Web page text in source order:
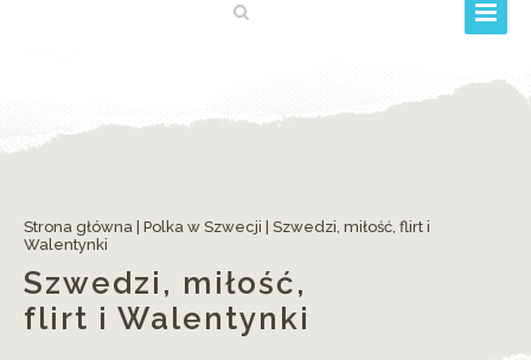
Strona główna Polka w Szwecji
Szwedzi, miłość, flirt i
Walentynki
Szwedzi, miłość,
flirt i Walentynki